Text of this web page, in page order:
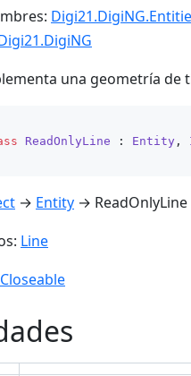
una geometría de
ReadOnlyLine : Entity ,
→ Entity → ReadOnlyLine
Line